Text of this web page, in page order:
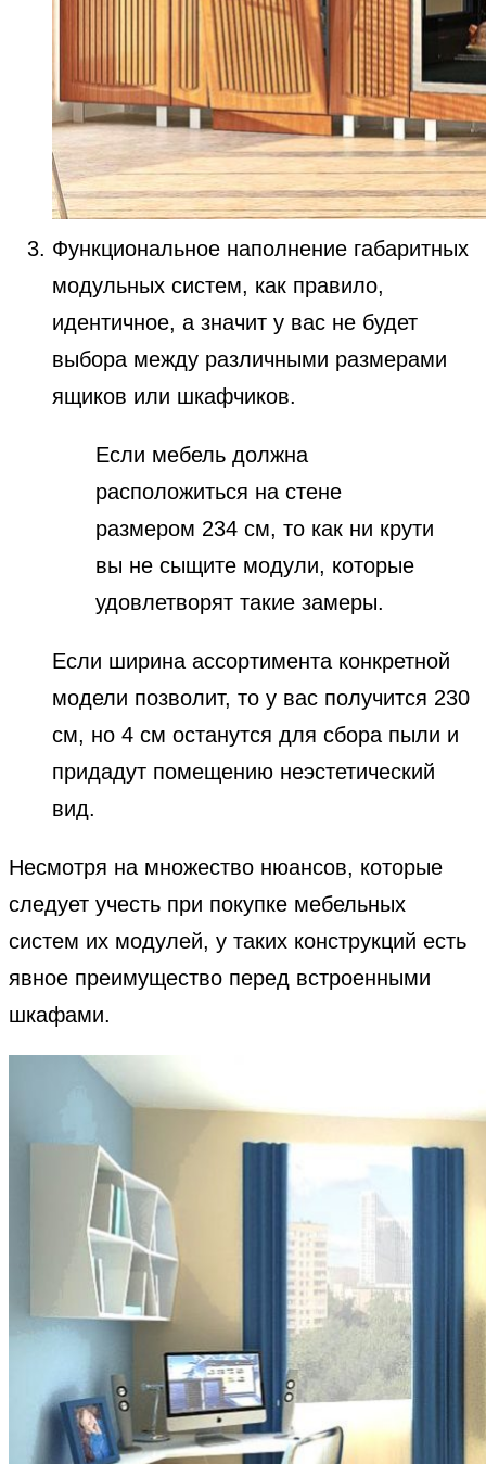
Функциональное наполнение габаритных
модульных систем, как правило,
идентичное, а значит у вас не будет
выбора между различными размерами
ящиков или шкафчиков.
Если мебель должна
расположиться на стене
размером 234 см, то как ни крути
вы не сыщите модули, которые
удовлетворят такие замеры.
Если ширина ассортимента конкретной
модели позволит, то у вас получится 230
см, но 4 см останутся для сбора пыли и
придадут помещению неэстетический
вид.
Несмотря на множество нюансов, которые
следует учесть при покупке мебельных
систем их модулей, у таких конструкций есть
явное преимущество перед встроенными
шкафами.